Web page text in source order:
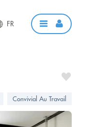
FR
Convivial Au Travail